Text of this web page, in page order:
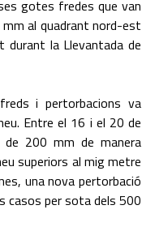
gotes fredes que van
al quadrant nord-est
durant la Llevantada de
i pertorbacions va
Entre el 16 i el 20 de
de 200 mm de manera
superiors al mig metre
una nova pertorbació
casos per sota dels 500